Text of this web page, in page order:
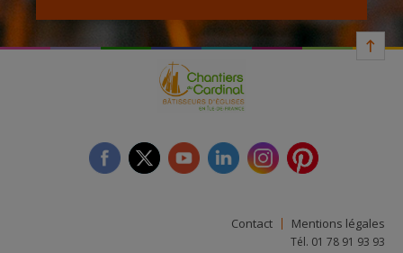
facebooktwitter youtube linkedin instagram
Contact Mentions légales
Tél. 01 78 91 93 93